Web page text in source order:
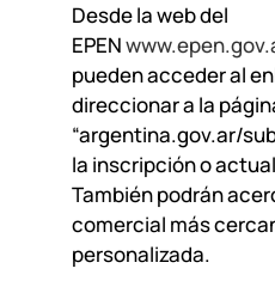
Desde la web del
EPEN
pueden acceder al
direccionar a la
“argentina.gov.ar/
la inscripción o
También podrán
comercial más
personalizada.